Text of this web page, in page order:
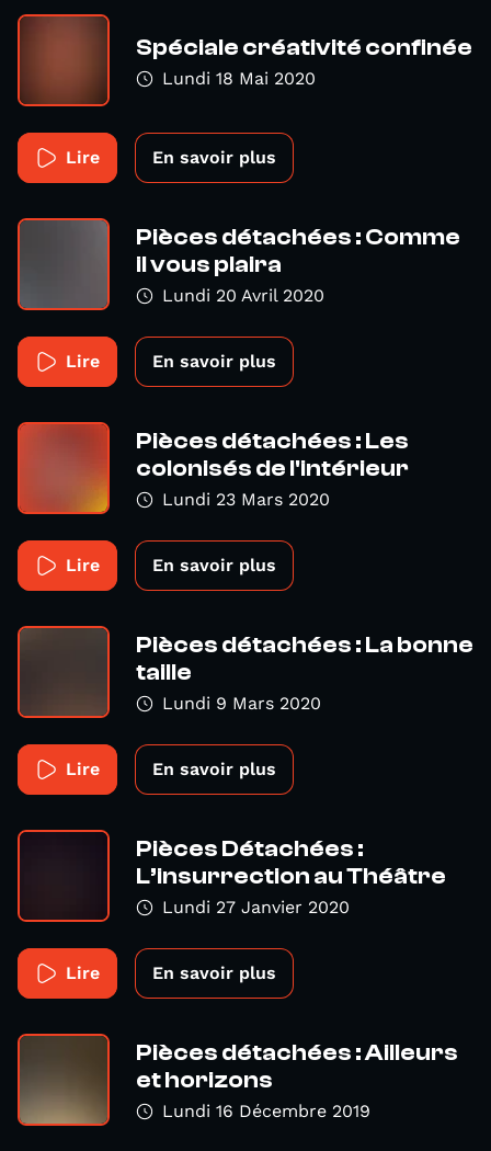
Spéciale créativité confinée
Lundi 18 Mai 2020
Lire En savoir plus
Pièces détachées : Comme
il vous plaira
Lundi 20 Avril 2020
Lire En savoir plus
Pièces détachées : Les
colonisés de l'intérieur
Lundi 23 Mars 2020
Lire En savoir plus
Pièces détachées : La bonne
taille
Lundi 9 Mars 2020
Lire En savoir plus
Pièces Détachées :
L’insurrection au Théâtre
Lundi 27 Janvier 2020
Lire En savoir plus
Pièces détachées : Ailleurs
et horizons
Lundi 16 Décembre 2019